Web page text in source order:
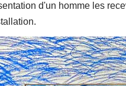
d'un homme les